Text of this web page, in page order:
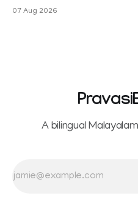
Sowrnalingam has taken a
Sowrnalingam has taken a
07 Aug 2026
A bilingual